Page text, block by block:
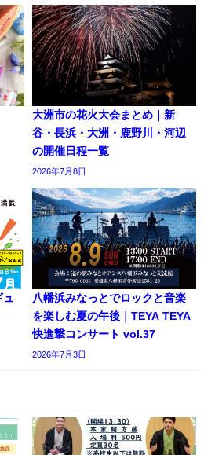
大洲市の花火大会まとめ｜新
谷・長浜・大洲・鹿野川・河辺
の開催日程一覧
2026年7月8日
ュ
八幡浜みなっとでロックと音楽
を楽しむ夏の午後｜TEYA TEYA
快進撃コンサート vol.37
2026年7月3日